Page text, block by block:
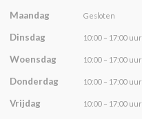
Maandag Gesloten
Dinsdag 10:00 – 17:00 uur
Woensdag 10:00 – 17:00 uur
Donderdag 10:00 – 17:00 uur
Vrijdag 10:00 – 17:00 uur